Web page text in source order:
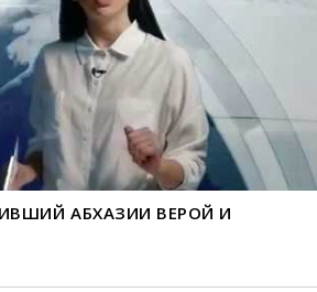
АБХАЗИИ ВЕРОЙ И